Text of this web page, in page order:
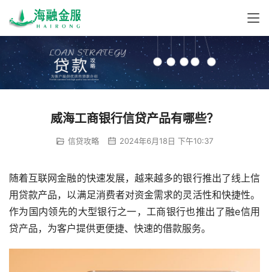
威海工商银行信贷产品有哪些？
信贷攻略 2024年6月18日 下午10:37
随着互联网金融的快速发展，越来越多的银行推出了线上信
用贷款产品，以满足消费者对资金需求的灵活性和快捷性。
作为国内领先的大型银行之一，工商银行也推出了融e信用
贷产品，为客户提供更便捷、快速的借款服务。